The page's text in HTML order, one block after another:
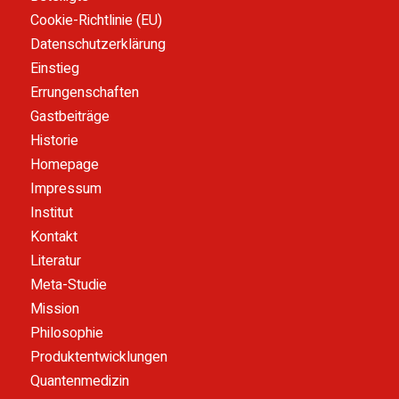
Cookie-Richtlinie (EU)
Datenschutzerklärung
Einstieg
Errungenschaften
Gastbeiträge
Historie
Homepage
Impressum
Institut
Kontakt
Literatur
Meta-Studie
Mission
Philosophie
Produktentwicklungen
Quantenmedizin